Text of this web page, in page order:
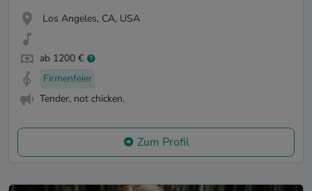
Los Angeles, CA, USA
ab 1200 €
Firmenfeier
Tender, not chicken.
Zum Profil